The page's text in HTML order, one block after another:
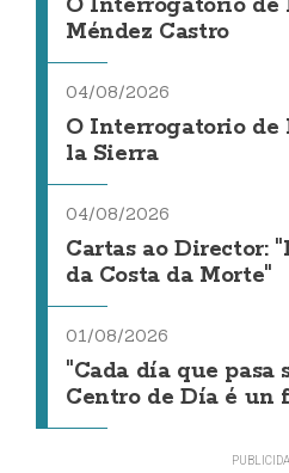
Méndez Castro
04/08/2026
O Interrogatorio de
la Sierra
04/08/2026
Cartas ao Director:
da Costa da Morte"
01/08/2026
"Cada día que pasa
Centro de Día é un